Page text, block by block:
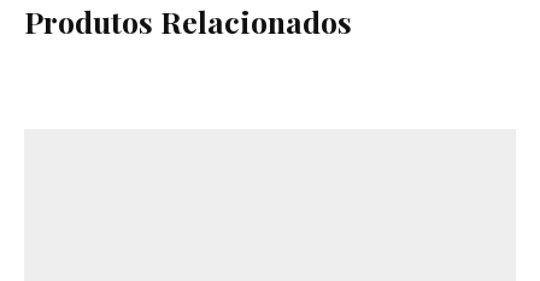
Produtos Relacionados